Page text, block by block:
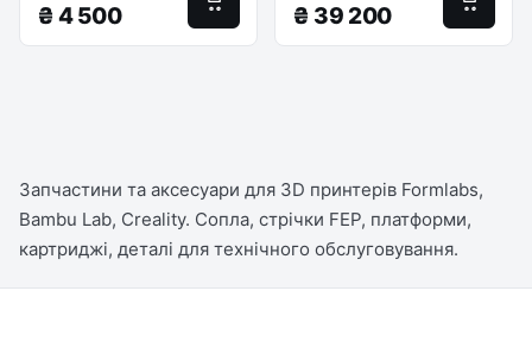
₴ 4 500 ₴ 39 200
Запчастини та аксесуари для 3D принтерів Formlabs,
Bambu Lab, Creality. Сопла, стрічки FEP, платформи,
картриджі, деталі для технічного обслуговування.